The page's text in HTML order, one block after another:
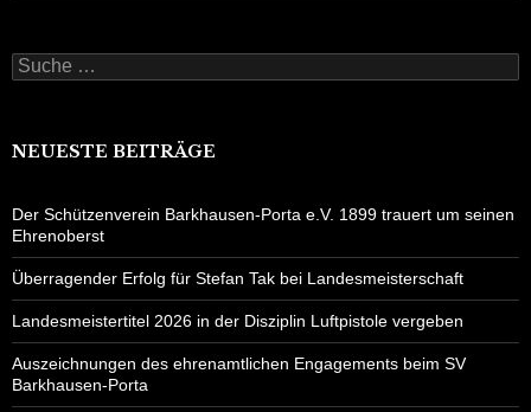
Suche
nach:
NEUESTE BEITRÄGE
Der Schützenverein Barkhausen-Porta e.V. 1899 trauert um seinen
Ehrenoberst
Überragender Erfolg für Stefan Tak bei Landesmeisterschaft
Landesmeistertitel 2026 in der Disziplin Luftpistole vergeben
Auszeichnungen des ehrenamtlichen Engagements beim SV
Barkhausen-Porta